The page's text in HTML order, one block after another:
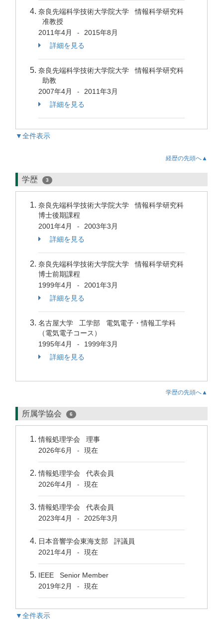
奈良先端科学技術大学院大学 情報科学研究科
准教授
2011年4月
-
2015年8月
詳細を見る
奈良先端科学技術大学院大学 情報科学研究科
助教
2007年4月
-
2011年3月
詳細を見る
▼全件表示
経歴の先頭へ▲
学歴 3
奈良先端科学技術大学院大学 情報科学研究科
博士後期課程
2001年4月
-
2003年3月
詳細を見る
奈良先端科学技術大学院大学 情報科学研究科
博士前期課程
1999年4月
-
2001年3月
詳細を見る
名古屋大学 工学部 電気電子・情報工学科
（電気電子コース）
1995年4月
-
1999年3月
詳細を見る
学歴の先頭へ▲
所属学協会 6
情報処理学会 理事
2026年6月
- 現在
情報処理学会 代表会員
2026年4月
- 現在
情報処理学会 代表会員
2023年4月
- 2025年3月
日本音響学会東海支部 評議員
2021年4月
- 現在
IEEE Senior Member
2019年2月
- 現在
▼全件表示